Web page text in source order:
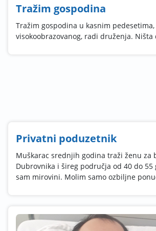
Tražim gospodina
Tražim gospodina u kasnim pedesetima,
visokoobrazovanog, radi druženja. Ništa
Privatni poduzetnik
Muškarac srednjih godina traži ženu za
Dubrovnika i šireg područja od 40 do 55
sam mirovini. Molim samo ozbiljne